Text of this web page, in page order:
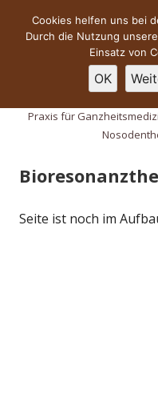
Praxis für
Primäres
nach:
Seite ist noch im
Cookies helfen uns bei
Durch die Nutzung
Einsatz von
OK